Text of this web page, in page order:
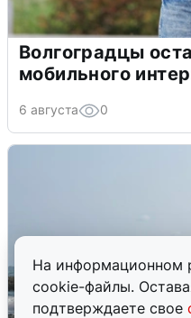
На информационном
cookie-файлы.
подтверждаете свое
Волгоградцы
мобильного
6 августа 0